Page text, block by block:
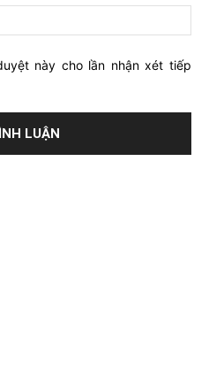
này cho lần nhận xét tiếp